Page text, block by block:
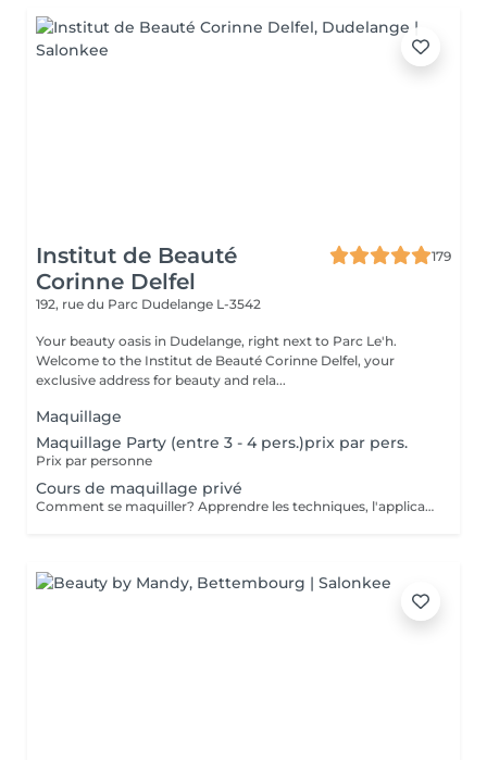
Institut de Beauté
Corinne Delfel
179
192, rue du Parc Dudelange L-3542
Your beauty oasis in Dudelange, right next to Parc Le'h.
Welcome to the Institut de Beauté Corinne Delfel, your
exclusive address for beauty and rela...
Maquillage
Maquillage Party (entre 3 - 4 pers.)prix par pers.
Prix par personne
Cours de maquillage privé
Comment se maquiller? Apprendre les techniques, l'application des différents produits